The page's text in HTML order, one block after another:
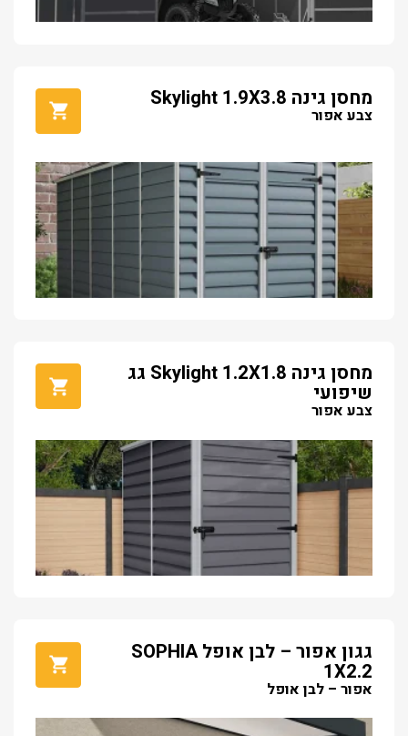
מחסן גינה Skylight 1.9X3.8
צבע אפור
מחסן גינה Skylight 1.2X1.8 גג
שיפועי
צבע אפור
גגון אפור – לבן אופל SOPHIA
1X2.2
אפור – לבן אופל